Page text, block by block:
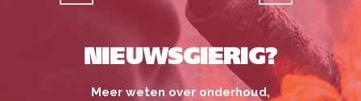
NIEUWSGIERIG?
Meer weten over onderhoud,